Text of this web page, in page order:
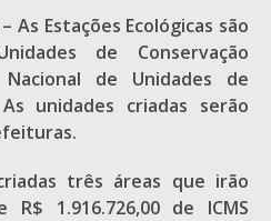
– As Estações Ecológicas são
de Conservação
de Unidades de
unidades criadas serão
três áreas que irão
1.916.726,00 de ICMS